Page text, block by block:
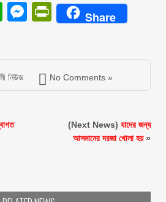
WhatsApp
Messenger
PrintFriendly
Share
নিউজ No Comments »
(Next News) যাদের জন্য
আসমানের দরজা খোলা হয়»